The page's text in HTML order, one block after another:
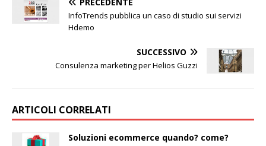
InfoTrends pubblica un caso di studio sui servizi
Hdemo
SUCCESSIVO
Consulenza marketing per Helios Guzzi
ARTICOLI CORRELATI
Soluzioni ecommerce quando? come?